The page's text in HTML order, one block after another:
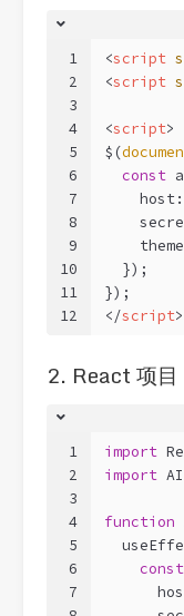
1
2
3
4
5
6
7
8
9
10
11
12
<script
<script
<script>
$(
const
    host:
  });
});
</script>
2. React 项目
1
2
3
4
5
6
7
import
import
function
const